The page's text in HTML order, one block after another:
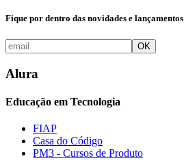
Fique por dentro das novidades e lançamentos
OK
Alura
Educação em Tecnologia
FIAP
Casa do Código
PM3 - Cursos de Produto